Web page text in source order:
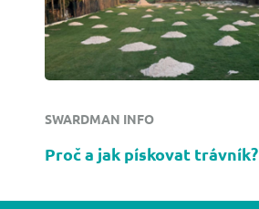
SWARDMAN INFO
Proč a jak pískovat trávník?